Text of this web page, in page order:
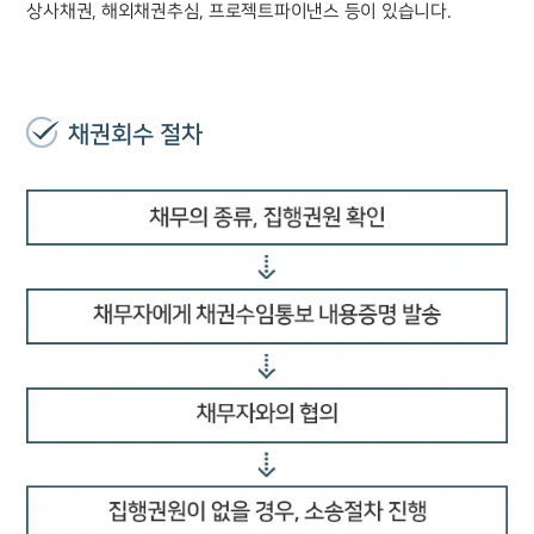
그룹소개
상사채권, 해외채권추심, 프로젝트파이낸스 등이 있습니다.
채권회수 절차